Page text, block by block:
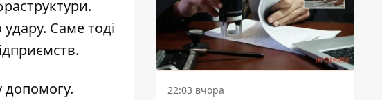
удару. Саме тоді
допомогу. 22:03 вчора